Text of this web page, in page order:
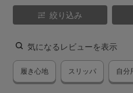
絞り込み
気になるレビューを表示
履き心地 スリッパ 自分